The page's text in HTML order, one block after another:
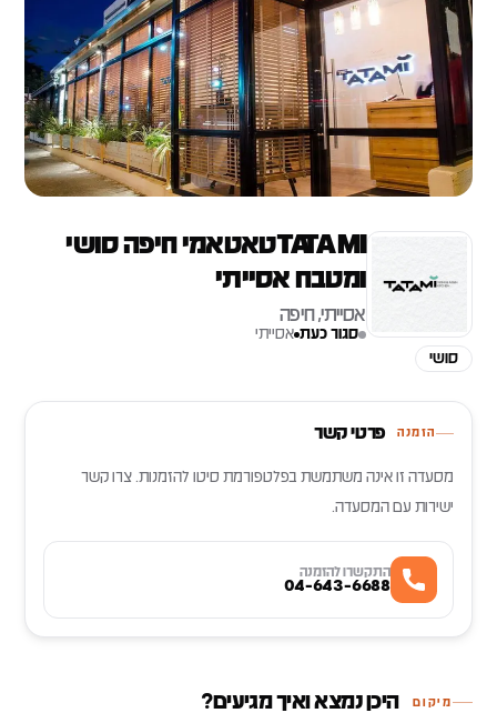
TATAMI טאטאמי חיפה סושי
ומטבח אסייתי
אסייתי, חיפה
סגור כעת אסייתי
סושי
הזמנה פרטי קשר
מסעדה זו אינה משתמשת בפלטפורמת סיטו להזמנות. צרו קשר
ישירות עם המסעדה.
התקשרו להזמנה
04-643-6688
מיקום היכן נמצא ואיך מגיעים?